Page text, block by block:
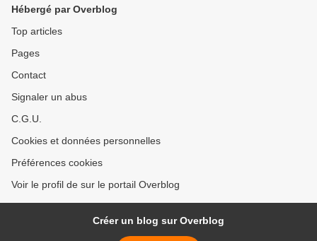
Hébergé par Overblog
Top articles
Pages
Contact
Signaler un abus
C.G.U.
Cookies et données personnelles
Préférences cookies
Voir le profil de sur le portail Overblog
Créer un blog sur Overblog